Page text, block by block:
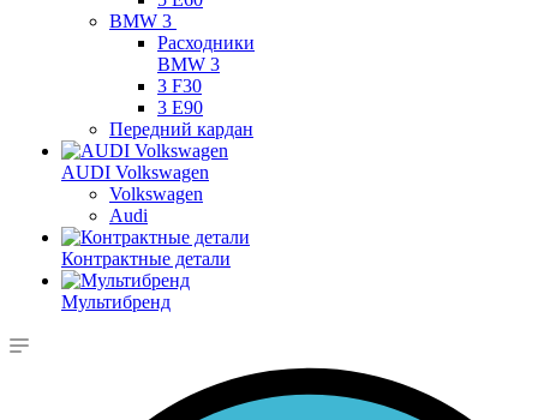
BMW 3
Расходники
BMW 3
3 F30
3 E90
Передний кардан
AUDI Volkswagen
Volkswagen
Audi
Контрактные детали
Мультибренд